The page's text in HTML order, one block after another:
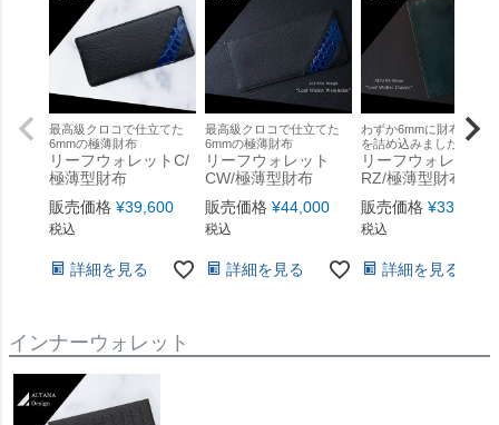
最高級クロコで仕立てた
6mmの極薄財布
リーフウォレットC/
極薄型財布
販売価格 ¥39,600
税込
詳細を見る
最高級クロコで仕立てた
6mmの極薄財布
リーフウォレット
CW/極薄型財布
販売価格 ¥44,000
税込
詳細を見る
わずか6mmに財布の機能
を詰め込みました。
リーフウォレット
RZ/極薄型財布
販売価格 ¥33,000
税込
詳細を見る
インナーウォレット